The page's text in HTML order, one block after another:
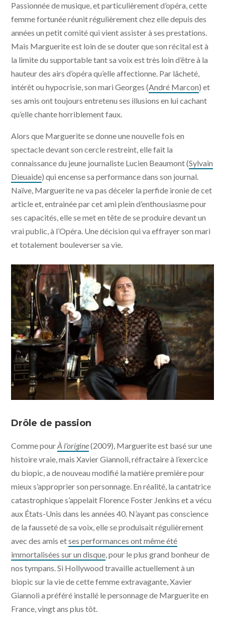
Passionnée de musique, et particulièrement d’opéra, cette
femme fortunée réunit régulièrement chez elle depuis des
années un petit comité qui vient assister à ses prestations.
Mais Marguerite est loin de se douter que son récital est à
la limite du supportable tant sa voix est très loin d’être à la
hauteur des airs d’opéra qu’elle affectionne. Par lâcheté,
intérêt ou hypocrisie, son mari Georges (André Marcon) et
ses amis ont toujours entretenu ses illusions en lui cachant
qu’elle chante horriblement faux.
Alors que Marguerite se donne une nouvelle fois en
spectacle devant son cercle restreint, elle fait la
connaissance du jeune journaliste Lucien Beaumont (Sylvain
Dieuaide) qui encense sa performance dans son journal.
Naïve, Marguerite ne va pas déceler la perfide ironie de cet
article et, entrainée par cet ami plein d’enthousiasme pour
ses capacités, elle se met en tête de se produire devant un
vrai public, à l’Opéra. Une décision qui va effrayer son mari
et totalement bouleverser sa vie.
Memento Films Distribution
Drôle de passion
Comme pourÀ l’origine(2009), Marguerite est basé sur une
histoire vraie, mais Xavier Giannoli, réfractaire à l’exercice
du biopic, a de nouveau modifié la matière première pour
mieux s’approprier son personnage. En réalité, la cantatrice
catastrophique s’appelait Florence Foster Jenkins et a vécu
aux États-Unis dans les années 40. N’ayant pas conscience
de la fausseté de sa voix, elle se produisait régulièrement
avec des amis etses performances ont même été
immortalisées sur un disque, pour le plus grand bonheur de
nos tympans. Si Hollywood travaille actuellement à un
biopic sur la vie de cette femme extravagante, Xavier
Giannoli a préféré installé le personnage de Marguerite en
France, vingt ans plus tôt.